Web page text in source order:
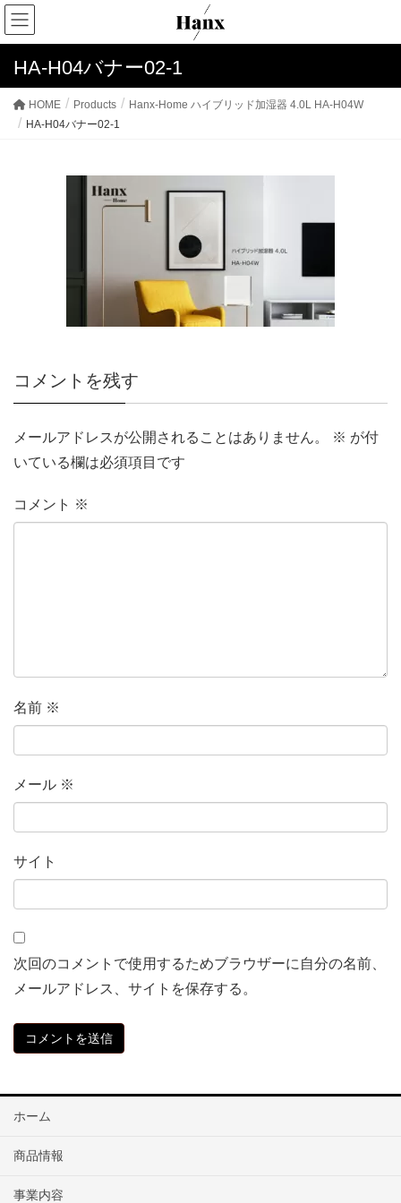
HA-H04バナー02-1
HOME Products
Hanx-Home ハイブリッド加湿器 4.0L HA-H04W
HA-H04バナー02-1
コメントを残す
メールアドレスが公開されることはありません。 ※ が付
いている欄は必須項目です
コメント ※
名前 ※
メール ※
サイト
次回のコメントで使用するためブラウザーに自分の名前、
メールアドレス、サイトを保存する。
ホーム
商品情報
事業内容